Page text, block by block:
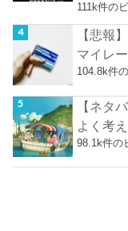
111k件の
【悲報
マイレ
104.8k件
【ネタ
よく考
98.1k件の